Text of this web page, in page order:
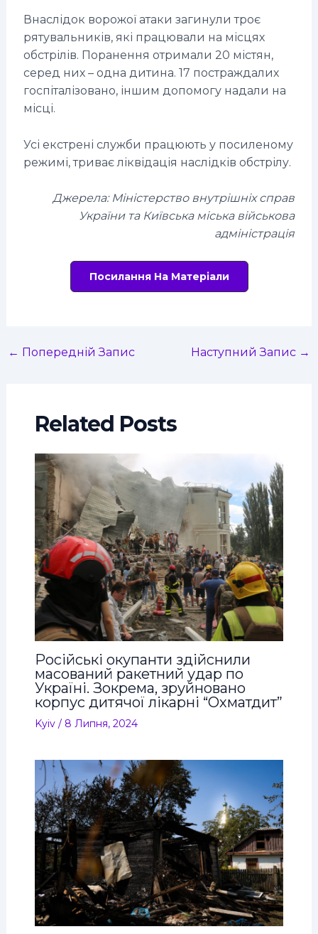
Внаслідок ворожої атаки загинули троє
рятувальників, які працювали на місцях
обстрілів. Поранення отримали 20 містян,
серед них – одна дитина. 17 постраждалих
госпіталізовано, іншим допомогу надали на
місці.
Усі екстрені служби працюють у посиленому
режимі, триває ліквідація наслідків обстрілу.
Джерела: Міністерство внутрішніх справ
України та Київська міська військова
адміністрація
Посилання На Матеріали
← Попередній Запис Наступний Запис →
Related Posts
Російські окупанти здійснили
масований ракетний удар по
Україні. Зокрема, зруйновано
корпус дитячої лікарні “Охматдит”
Kyiv/ 8 Липня, 2024